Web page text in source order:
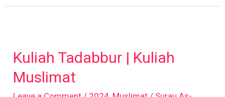
Kuliah Tadabbur | Kuliah
Muslimat
Kuliah